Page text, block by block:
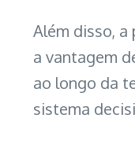
Além disso,
a vantagem
ao longo da
sistema